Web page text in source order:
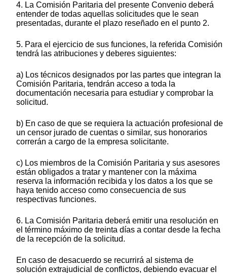
4. La Comisión Paritaria del presente Convenio deberá
entender de todas aquellas solicitudes que le sean
presentadas, durante el plazo reseñado en el punto 2.
5. Para el ejercicio de sus funciones, la referida Comisión
tendrá las atribuciones y deberes siguientes:
a) Los técnicos designados por las partes que integran la
Comisión Paritaria, tendrán acceso a toda la
documentación necesaria para estudiar y comprobar la
solicitud.
b) En caso de que se requiera la actuación profesional de
un censor jurado de cuentas o similar, sus honorarios
correrán a cargo de la empresa solicitante.
c) Los miembros de la Comisión Paritaria y sus asesores
están obligados a tratar y mantener con la máxima
reserva la información recibida y los datos a los que se
haya tenido acceso como consecuencia de sus
respectivas funciones.
6. La Comisión Paritaria deberá emitir una resolución en
el término máximo de treinta días a contar desde la fecha
de la recepción de la solicitud.
En caso de desacuerdo se recurrirá al sistema de
solución extrajudicial de conflictos, debiendo evacuar el